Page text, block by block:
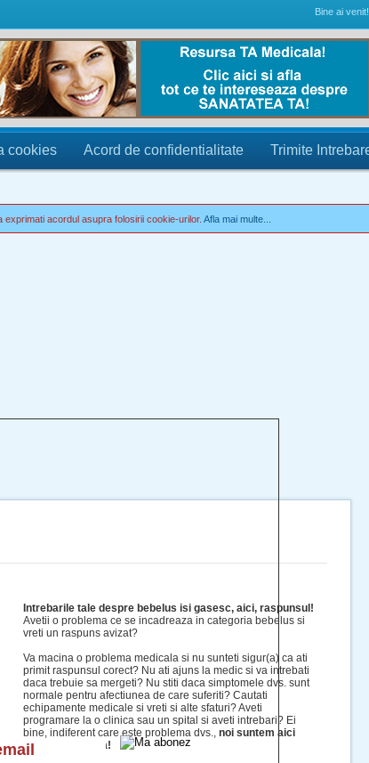
Bine ai venit!
cookies Acord de confidentialitate Trimite
acordul asupra folosirii cookie-urilor. Afla mai multe...
Intrebarile tale despre bebelus isi gasesc, aici, raspunsul!
Avetii o problema ce se incadreaza in categoria bebelus si
vreti un raspuns avizat?
Va macina o problema medicala si nu sunteti sigur(a) ca ati
primit raspunsul corect? Nu ati ajuns la medic si va intrebati
daca trebuie sa mergeti? Nu stiti daca simptomele dvs. sunt
normale pentru afectiunea de care suferiti? Cautati
echipamente medicale si vreti si alte sfaturi? Aveti
programare la o clinica sau un spital si aveti intrebari? Ei
bine, indiferent care este problema dvs.,noi suntem aici
pentru a va ajuta!